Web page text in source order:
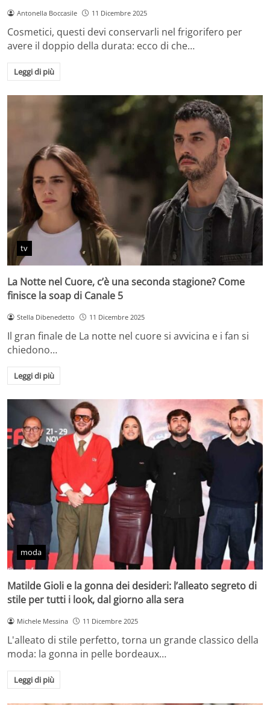
Antonella Boccasile 11 Dicembre 2025
Cosmetici, questi devi conservarli nel frigorifero per
avere il doppio della durata: ecco di che…
Leggi di più
tv
La Notte nel Cuore, c’è una seconda stagione? Come
finisce la soap di Canale 5
Stella Dibenedetto 11 Dicembre 2025
Il gran finale de La notte nel cuore si avvicina e i fan si
chiedono…
Leggi di più
moda
Matilde Gioli e la gonna dei desideri: l’alleato segreto di
stile per tutti i look, dal giorno alla sera
Michele Messina 11 Dicembre 2025
L'alleato di stile perfetto, torna un grande classico della
moda: la gonna in pelle bordeaux…
Leggi di più